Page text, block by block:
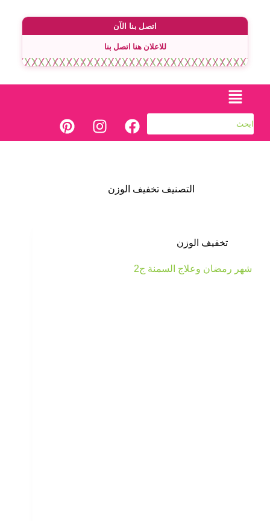
اتصل بنا الآن
للاعلان هنا اتصل بنا
التصنيف تخفيف الوزن
تخفيف الوزن
شهر رمضان وعلاج السمنة ج2